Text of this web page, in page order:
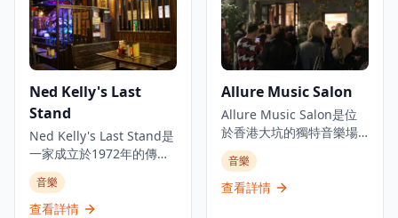
Ned Kelly's Last
Stand
Ned Kelly's Last Stand是
一家成立於1972年的傳奇
酒吧餐廳，位於香港尖沙
咀的心臟地帶。這個歷史
悠久的場所以其熱鬧的氛
音樂
查看詳情
Allure Music Salon
Allure Music Salon是位
於香港大坑的獨特音樂場
所，坐落在一座百年石屋
內，是體驗現場音樂和歷
史文化的理想去處。沙龍
音樂
查看詳情